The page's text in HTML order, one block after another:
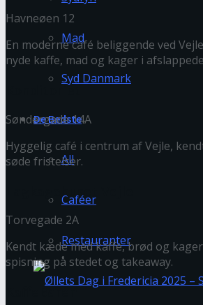
Mad
Syd Danmark
De Bedste
All
Caféer
Restauranter
Havneøen 12
En moderne café beliggende ved
nyde kaffe, mad og kager i
Konditoriet
Søndergade 14A
Hyggelig café i centrum af Vejle,
søde fristelser.
Torvegade 2A
Kendt kæde med kaffe, brød og
spisning på stedet og takeaway.
KaffeBaren